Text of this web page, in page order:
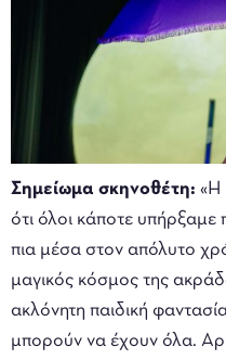
Σημείωμα σκηνοθέτη: «Η
ότι όλοι κάποτε υπήρξαμε
πια μέσα στον απόλυτο
μαγικός κόσμος της
ακλόνητη παιδική
μπορούν να έχουν όλα.